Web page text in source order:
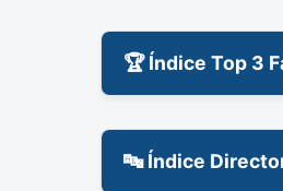
🏆 Índice Top 3
🔤 Índice